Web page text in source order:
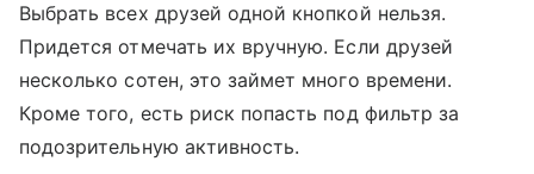
Выбрать всех друзей одной кнопкой нельзя.
Придется отмечать их вручную. Если друзей
несколько сотен, это займет много времени.
Кроме того, есть риск попасть под фильтр за
подозрительную активность.